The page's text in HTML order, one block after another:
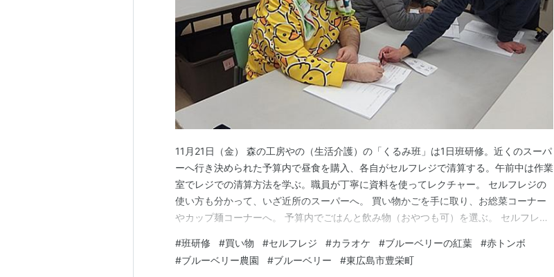
11月21日（金） 森の工房やの（生活介護）の「くるみ班」は1日班研修。近くのスーパ
ーへ行き決められた予算内で昼食を購入、各自がセルフレジで清算する。午前中は作業
室でレジでの清算方法を学ぶ。職員が丁寧に資料を使ってレクチャー。 セルフレジの
使い方も分かって、いざ近所のスーパーへ。 買い物かごを手に取り、お総菜コーナー
やカップ麺コーナーへ。 予算内でごはんと飲み物（おやつも可）を選ぶ。 セルフレジ
す！ おやつもいただきます！ 食後はカラオケで作業室をカラオケボックスにチェン
ジ。 たくさん歌って、楽しく有意義な班研修となっ…
#班研修 #買い物 #セルフレジ #カラオケ #ブルーベリーの紅葉 #赤トンボ
#ブルーベリー農園 #ブルーベリー #東広島市豊栄町